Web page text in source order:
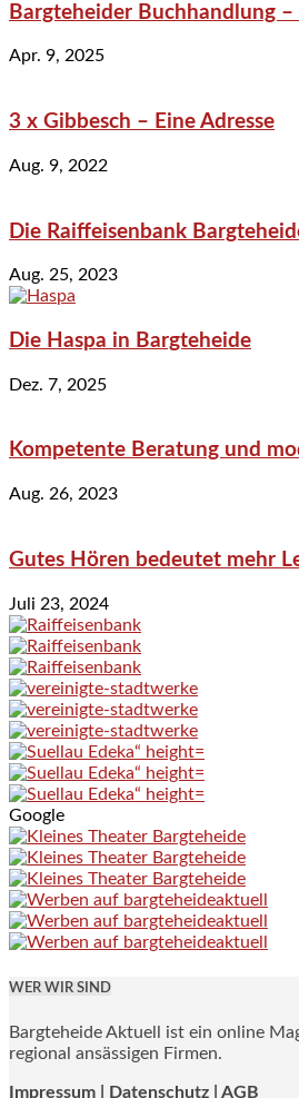
Bargteheider Buchhandlung
Apr. 9, 2025
3 x Gibbesch – Eine Adresse
Aug. 9, 2022
Die Raiffeisenbank
Aug. 25, 2023
Die Haspa in Bargteheide
Dez. 7, 2025
Kompetente Beratung und
Aug. 26, 2023
Gutes Hören bedeutet mehr
Juli 23, 2024
Google
WER WIR SIND
Bargteheide Aktuell ist ein online
regional ansässigen Firmen.
Impressum Datenschutz | AGB